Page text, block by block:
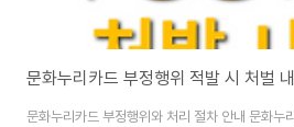
문화누리카드 부정행위와 처리 절차 안내 문화누